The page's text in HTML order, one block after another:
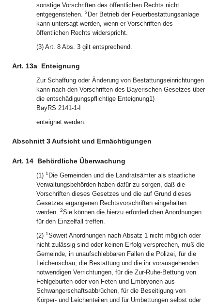
sonstige Vorschriften des öffentlichen Rechts nicht
entgegenstehen. 3 Der Betrieb der Feuerbestattungsanlage
kann untersagt werden, wenn er Vorschriften des
öffentlichen Rechts widerspricht.
(3) Art. 8 Abs. 3 gilt entsprechend.
Art. 13a Enteignung
Zur Schaffung oder Änderung von Bestattungseinrichtungen
kann nach den Vorschriften des Bayerischen Gesetzes über
die entschädigungspflichtige Enteignung1)
BayRS 2141-1-I
enteignet werden.
Abschnitt 3 Aufsicht und Ermächtigungen
Art. 14 Behördliche Überwachung
(1) 1 Die Gemeinden und die Landratsämter als staatliche
Verwaltungsbehörden haben dafür zu sorgen, daß die
Vorschriften dieses Gesetzes und die auf Grund dieses
Gesetzes ergangenen Rechtsvorschriften eingehalten
werden. 2Sie können die hierzu erforderlichen Anordnungen
für den Einzelfall treffen.
(2) 1Soweit Anordnungen nach Absatz 1 nicht möglich oder
nicht zulässig sind oder keinen Erfolg versprechen, muß die
Gemeinde, in unaufschiebbaren Fällen die Polizei, für die
Leichenschau, die Bestattung und die ihr vorausgehenden
notwendigen Verrichtungen, für die Zur-Ruhe-Bettung von
Fehlgeburten oder von Feten und Embryonen aus
Schwangerschaftsabbrüchen, für die Beseitigung von
Körper- und Leichenteilen und für Umbettungen selbst oder